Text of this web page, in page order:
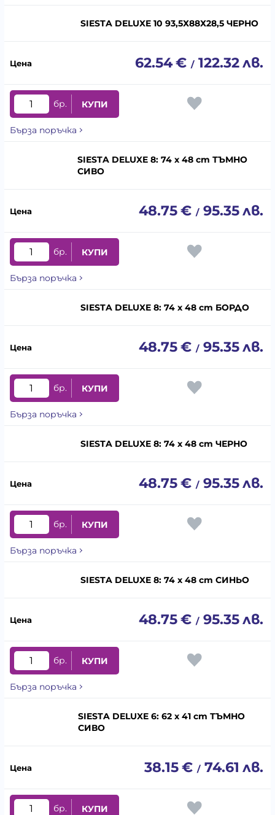
SIESTA DELUXE 10 93,5Х88Х28,5 ЧЕРНО
62.54€ / 122.32лв.
бр. КУПИ
Бърза поръчка
SIESTA DELUXE 8: 74 x 48 cm ТЪМНО
СИВО
48.75€ / 95.35лв.
бр. КУПИ
Бърза поръчка
SIESTA DELUXE 8: 74 x 48 cm БОРДО
48.75€ / 95.35лв.
бр. КУПИ
Бърза поръчка
SIESTA DELUXE 8: 74 x 48 cm ЧЕРНО
48.75€ / 95.35лв.
бр. КУПИ
Бърза поръчка
SIESTA DELUXE 8: 74 x 48 cm СИНЬО
48.75€ / 95.35лв.
бр. КУПИ
Бърза поръчка
SIESTA DELUXE 6: 62 x 41 cm ТЪМНО
СИВО
38.15€ / 74.61 лв.
бр. КУПИ